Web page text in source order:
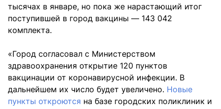
тысячах в январе, но пока же нарастающий итог
поступившей в город вакцины — 143 042
комплекта.
«Город согласовал с Министерством
здравоохранения открытие 120 пунктов
вакцинации от коронавирусной инфекции. В
дальнейшем их число будет увеличено. Новые
пункты откроются на базе городских поликлиник и